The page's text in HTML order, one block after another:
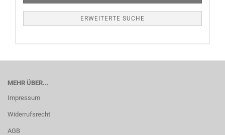
ERWEITERTE SUCHE
MEHR ÜBER...
Impressum
Widerrufsrecht
AGB